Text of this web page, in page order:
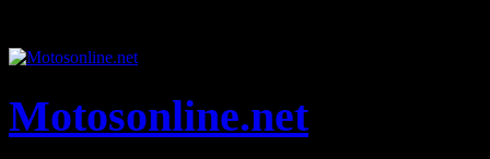
Motosonline.net